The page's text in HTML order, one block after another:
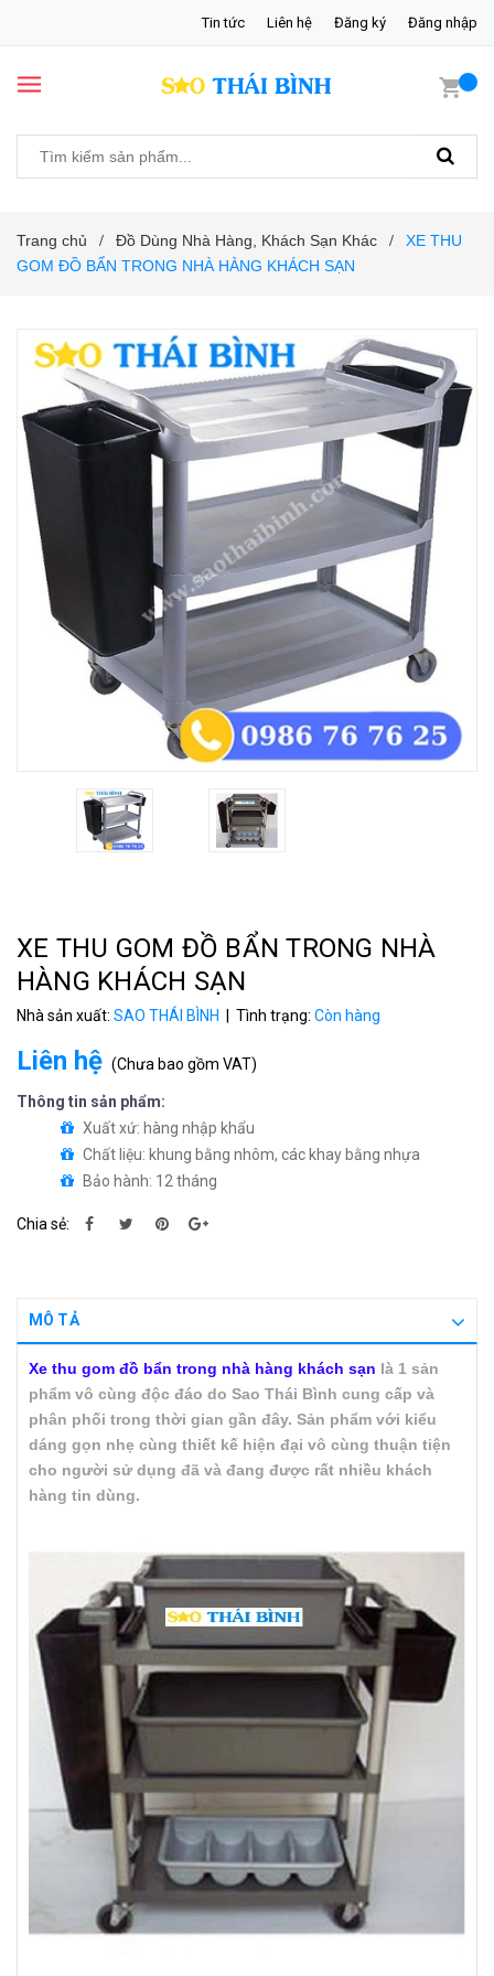
Tin tức Liên hệ Đăng ký Đăng nhập
Trang chủ / Đồ Dùng Nhà Hàng, Khách Sạn Khác /
XE THU
GOM ĐỒ BẨN TRONG NHÀ HÀNG KHÁCH SẠN
XE THU GOM ĐỒ BẨN TRONG NHÀ
HÀNG KHÁCH SẠN
Nhà sản xuất: SAO THÁI BÌNH | Tình trạng: Còn hàng
Liên hệ (Chưa bao gồm VAT)
Thông tin sản phẩm:
Xuất xứ: hàng nhập khẩu
Chất liệu: khung bằng nhôm, các khay bằng nhựa
Bảo hành: 12 tháng
Chia sẻ:
MÔ TẢ
Xe thu gom đồ bẩn trong nhà hàng khách sạn là 1 sản
phẩm vô cùng độc đáo do Sao Thái Bình cung cấp và
phân phối trong thời gian gần đây. Sản phẩm với kiểu
dáng gọn nhẹ cùng thiết kế hiện đại vô cùng thuận tiện
cho người sử dụng đã và đang được rất nhiều khách
hàng tin dùng.